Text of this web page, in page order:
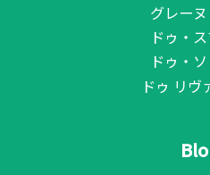
グレー
ドゥ・
ドゥ・
ドゥ リヴ